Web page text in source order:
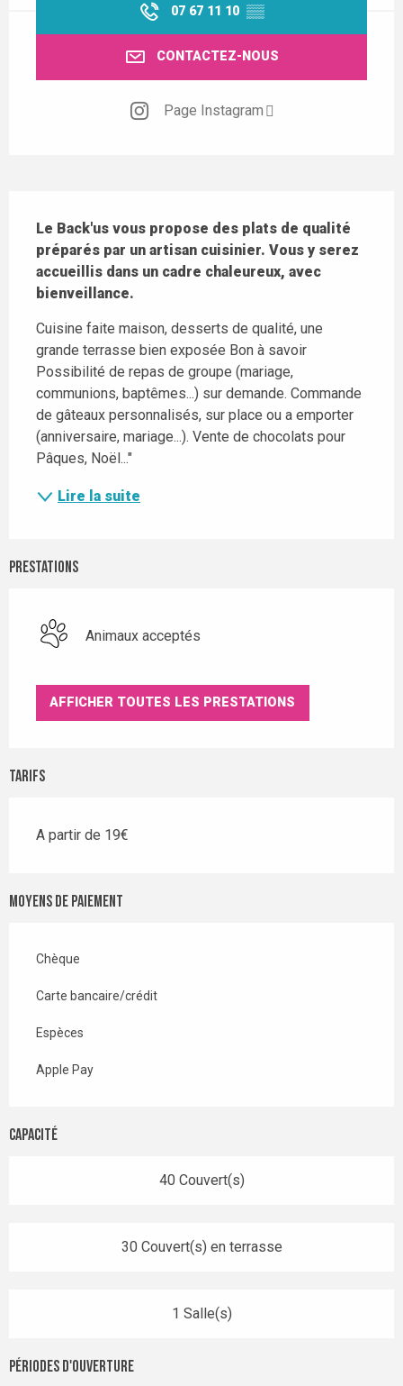
07 67 11 10 ▒▒
CONTACTEZ-NOUS
Page Instagram
Le Back'us vous propose des plats de qualité
préparés par un artisan cuisinier. Vous y serez
accueillis dans un cadre chaleureux, avec
bienveillance.
Cuisine faite maison, desserts de qualité, une
grande terrasse bien exposée Bon à savoir
Possibilité de repas de groupe (mariage,
communions, baptêmes...) sur demande. Commande
de gâteaux personnalisés, sur place ou a emporter
(anniversaire, mariage...). Vente de chocolats pour
Pâques, Noël..."
Lire la suite
Prestations
Animaux acceptés
AFFICHER TOUTES LES PRESTATIONS
Tarifs
A partir de 19€
Moyens de paiement
Chèque
Carte bancaire/crédit
Espèces
Apple Pay
Capacité
40 Couvert(s)
30 Couvert(s) en terrasse
1 Salle(s)
Périodes d'ouverture